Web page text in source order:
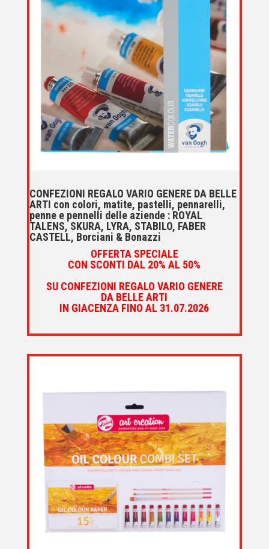
CONFEZIONI REGALO VARIO GENERE DA BELLE
ARTI con colori, matite, pastelli, pennarelli,
penne e pennelli delle aziende : ROYAL
TALENS, SKURA, LYRA, STABILO, FABER
CASTELL, Borciani & Bonazzi
OFFERTA SPECIALE
CON SCONTI DAL 20% AL 50%
SU CONFEZIONI REGALO VARIO GENERE
DA BELLE ARTI
IN GIACENZA FINO AL 31.07.2026